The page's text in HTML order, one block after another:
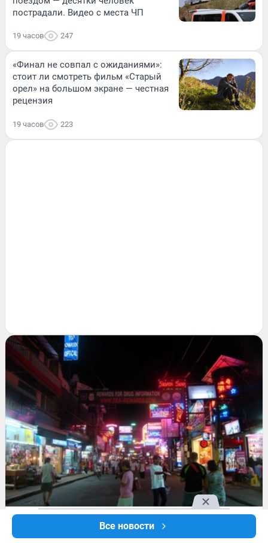
Все новости
пострадали. Видео с места ЧП
19 часов 247
«Финал не совпал с ожиданиями»:
стоит ли смотреть фильм «Старый
орел» на большом экране — честная
рецензия
19 часов 223
ПРОИСШЕСТВИЯ
Российский диджей загадочно пропал в